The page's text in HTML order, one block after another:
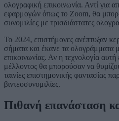
ολογραφική επικοινωνία. Αντί για
εφαρμογών όπως το Zoom, θα
συνομιλίες με τρισδιάστατες
Το 2024, επιστήμονες ανέπτυξαν
σήματα και έκανε τα ολογράμματα
επικοινωνίας. Αν η τεχνολογία αυτή
μέλλοντος θα μπορούσαν να
ταινίες επιστημονικής φαντασίας
βιντεοσυνομιλίες.
Πιθανή επανάσταση